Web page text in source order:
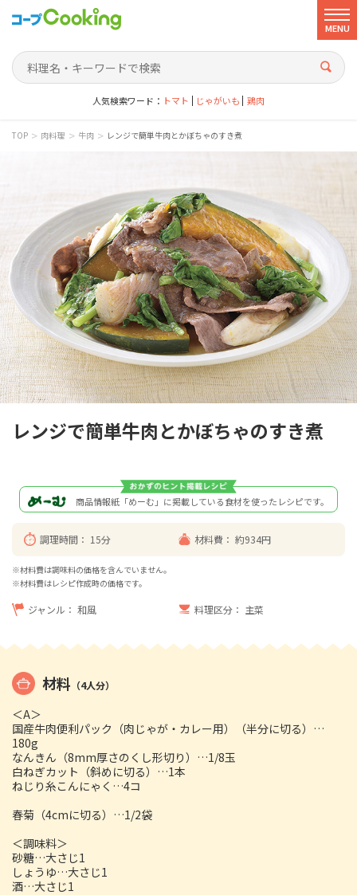
MENU
人気検索ワード： トマト じゃがいも 鶏肉
TOP > 肉料理 > 牛肉 > レンジで簡単牛肉とかぼちゃのすき煮
レンジで簡単牛肉とかぼちゃのすき煮
商品情報紙「めーむ」に掲載している食材を使ったレシピです。
調理時間： 15分 材料費： 約934円
※材料費は調味料の価格を含んでいません。
※材料費はレシピ作成時の価格です。
ジャンル： 和風 料理区分： 主菜
材料 （4人分）
＜A＞
国産牛肉便利パック（肉じゃが・カレー用）（半分に切る）…
180g
なんきん（8mm厚さのくし形切り）…1/8玉
白ねぎカット（斜めに切る）…1本
ねじり糸こんにゃく…4コ
春菊（4cmに切る）…1/2袋
＜調味料＞
砂糖…大さじ1
しょうゆ…大さじ1
酒…大さじ1